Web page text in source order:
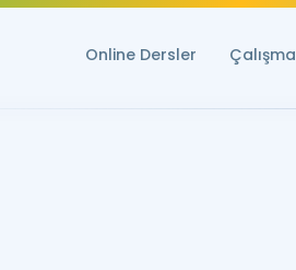
Online Dersler